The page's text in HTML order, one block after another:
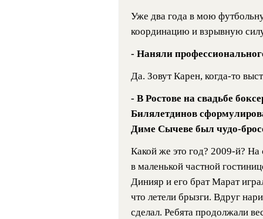
Уже два года в мою
координацию и взрывную
- Наняли
Да. Зовут Карен, когда-то
- В Ростове на свадьбе
Билялетдинов
Диме Сычеве был чудо-
Какой же это год? 2009-й?
в маленькой частной
Динияр и его брат Марат
что летели брызги. Вдруг
сделал. Ребята продолжали